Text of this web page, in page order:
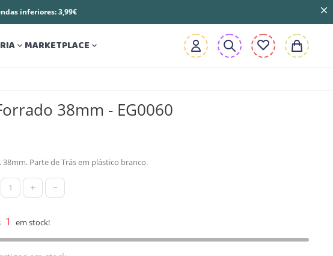
inferiores: 3,99€
 MARKETPLACE 
38mm - EG0060
Parte de Trás em plástico branco.
+ -
1 em stock!